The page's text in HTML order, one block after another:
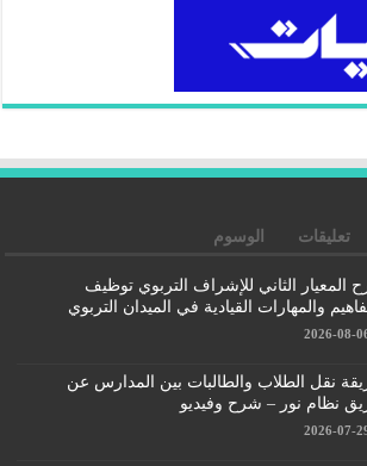
تعليقات الوسوم
المعيار الثاني للإشراف التربوي توظيف
والمهارات القيادية في الميدان التربوي
2026-08-
نقل الطلاب والطالبات بين المدارس عن
نظام نور – شرح وفيديو
2026-07-